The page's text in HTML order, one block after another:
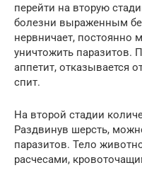
перейти на вторую
болезни выраженным
нервничает, постоянно
уничтожить паразитов.
аппетит, отказывается
спит.
На второй стадии
Раздвинув шерсть,
паразитов. Тело
расчесами,